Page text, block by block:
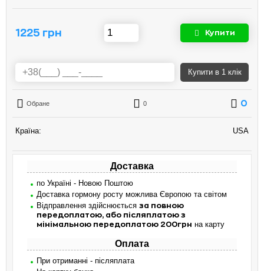
1225 грн Купити
Купити в 1 клік
Обране 0 0
Країна: USA
Доставка
по Україні - Новою Поштою
Доставка гормону росту можлива Європою та світом
Відправлення здійснюється за повною
передоплатою, або післяплатою з
мінімальною передоплатою 200грн на карту
Оплата
При отриманні - післяплата